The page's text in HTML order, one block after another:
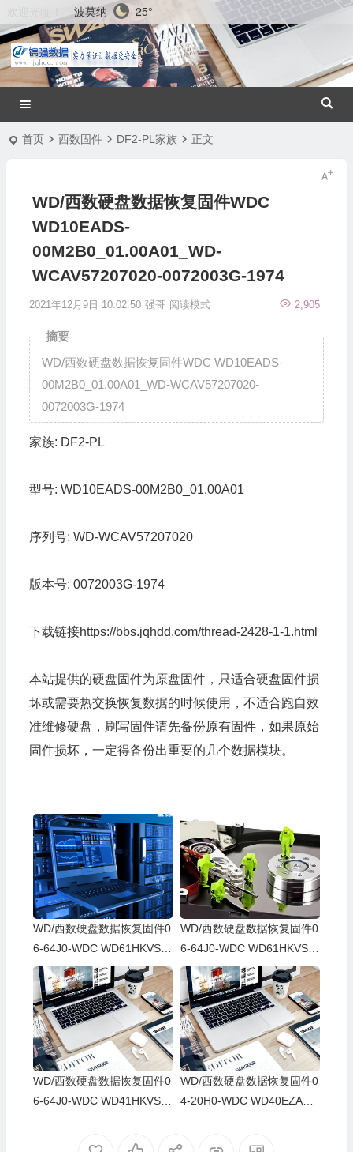
波莫纳 25°
首页 西数固件 DF2-PL家族 正文
WD/西数硬盘数据恢复固件WDC
WD10EADS-
00M2B0_01.00A01_WD-
WCAV57207020-0072003G-1974
2021年12月9日 10:02:50 强哥 2,905
阅读模式
摘要
WD/西数硬盘数据恢复固件WDC WD10EADS-
00M2B0_01.00A01_WD-WCAV57207020-
0072003G-1974
家族: DF2-PL
型号: WD10EADS-00M2B0_01.00A01
序列号: WD-WCAV57207020
版本号: 0072003G-1974
下载链接https://bbs.jqhdd.com/thread-2428-1-1.html
本站提供的硬盘固件为原盘固件，只适合硬盘固件损
坏或需要热交换恢复数据的时候使用，不适合跑自效
准维修硬盘，刷写固件请先备份原有固件，如果原始
固件损坏，一定得备份出重要的几个数据模块。
WD/西数硬盘数据恢复固件0
6-64J0-WDC WD61HKVS-7
8AUSY0-80-00A80-WD-WX
52D71DH04K-00060064-27
00
WD/西数硬盘数据恢复固件0
6-64J0-WDC WD61HKVS-7
8AUSY0-80-00A80-WD-WX
22D2143CAS-00060064-27
00
WD/西数硬盘数据恢复固件0
6-64J0-WDC WD41HKVS-7
WD/西数硬盘数据恢复固件0
4-20H0-WDC WD40EZAZ-0